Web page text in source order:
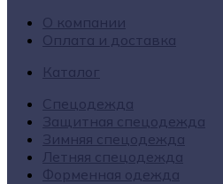
О компании
Оплата и доставка
Каталог
Спецодежда
Защитная спецодежда
Зимняя спецодежда
Летняя спецодежда
Форменная одежда